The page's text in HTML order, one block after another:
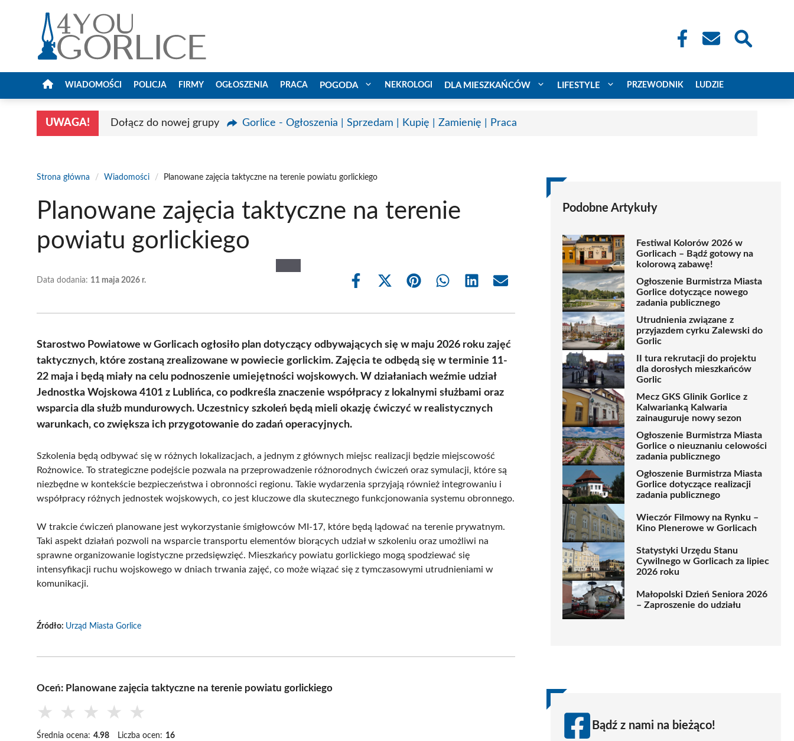
WIADOMOŚCI POLICJA FIRMY OGŁOSZENIA PRACA POGODA NEKROLOGI DLA MIESZKAŃCÓW LIFESTYLE PRZEWODNIK LUDZIE
UWAGA! Dołącz do nowej grupy Gorlice - Ogłoszenia | Sprzedam | Kupię | Zamienię | Praca
Strona główna / Wiadomości / Planowane zajęcia taktyczne na terenie powiatu gorlickiego
Planowane zajęcia taktyczne na terenie
powiatu gorlickiego
Data dodania: 11 maja 2026 r.
Share
Share
(Twitter)
Share Share Share Share
Starostwo Powiatowe w Gorlicach ogłosiło plan dotyczący odbywających się w maju 2026 roku zajęć
taktycznych, które zostaną zrealizowane w powiecie gorlickim. Zajęcia te odbędą się w terminie 11-
22 maja i będą miały na celu podnoszenie umiejętności wojskowych. W działaniach weźmie udział
Jednostka Wojskowa 4101 z Lublińca, co podkreśla znaczenie współpracy z lokalnymi służbami oraz
wsparcia dla służb mundurowych. Uczestnicy szkoleń będą mieli okazję ćwiczyć w realistycznych
warunkach, co zwiększa ich przygotowanie do zadań operacyjnych.
Szkolenia będą odbywać się w różnych lokalizacjach, a jednym z głównych miejsc realizacji będzie miejscowość
Rożnowice. To strategiczne podejście pozwala na przeprowadzenie różnorodnych ćwiczeń oraz symulacji, które są
niezbędne w kontekście bezpieczeństwa i obronności regionu. Takie wydarzenia sprzyjają również integrowaniu i
współpracy różnych jednostek wojskowych, co jest kluczowe dla skutecznego funkcjonowania systemu obronnego.
W trakcie ćwiczeń planowane jest wykorzystanie śmigłowców MI-17, które będą lądować na terenie prywatnym.
Taki aspekt działań pozwoli na wsparcie transportu elementów biorących udział w szkoleniu oraz umożliwi na
sprawne organizowanie logistyczne przedsięwzięć. Mieszkańcy powiatu gorlickiego mogą spodziewać się
intensyfikacji ruchu wojskowego w dniach trwania zajęć, co może wiązać się z tymczasowymi utrudnieniami w
komunikacji.
Źródło: Urząd Miasta Gorlice
Oceń: Planowane zajęcia taktyczne na terenie powiatu gorlickiego
★ ★ ★ ★ ★
Średnia ocena: 4.98 Liczba ocen: 16
Podobne Artykuły
Festiwal Kolorów 2026 w
Gorlicach – Bądź gotowy na
kolorową zabawę!
Ogłoszenie Burmistrza Miasta
Gorlice dotyczące nowego
zadania publicznego
Utrudnienia związane z
przyjazdem cyrku Zalewski do
Gorlic
II tura rekrutacji do projektu
dla dorosłych mieszkańców
Gorlic
Mecz GKS Glinik Gorlice z
Kalwarianką Kalwaria
zainauguruje nowy sezon
Ogłoszenie Burmistrza Miasta
Gorlice o nieuznaniu celowości
zadania publicznego
Ogłoszenie Burmistrza Miasta
Gorlice dotyczące realizacji
zadania publicznego
Wieczór Filmowy na Rynku –
Kino Plenerowe w Gorlicach
Statystyki Urzędu Stanu
Cywilnego w Gorlicach za lipiec
2026 roku
Małopolski Dzień Seniora 2026
– Zaproszenie do udziału
Bądź z nami na bieżąco!